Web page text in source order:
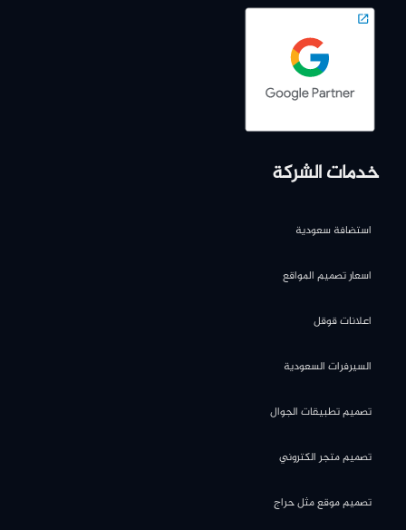
خدمات الشركة
استضافة سعودية
اسعار تصميم المواقع
اعلانات قوقل
السيرفرات السعودية
تصميم تطبيقات الجوال
تصميم متجر الكتروني
تصميم موقع مثل حراج